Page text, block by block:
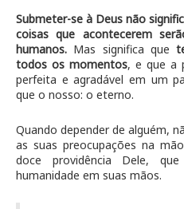
Submeter-se à Deus não
coisas que acontecerem
humanos. Mas significa que
todos os momentos, e que a
perfeita e agradável em um
que o nosso: o eterno.
Quando depender de alguém,
as suas preocupações na
doce providência Dele,
humanidade em suas mãos.